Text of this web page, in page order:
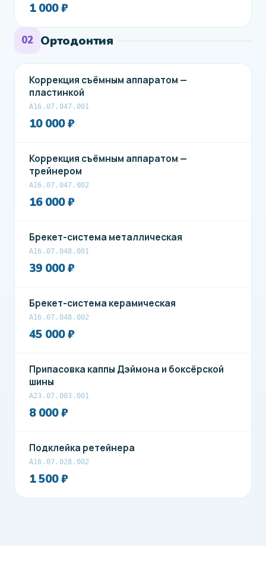
1 000 ₽
02 Ортодонтия
Коррекция съёмным аппаратом —
пластинкой
A16.07.047.001
10 000 ₽
Коррекция съёмным аппаратом —
трейнером
А16.07.047.002
16 000 ₽
Брекет-система металлическая
A16.07.048.001
39 000 ₽
Брекет-система керамическая
A16.07.048.002
45 000 ₽
Припасовка каппы Дэймона и боксёрской
шины
А23.07.003.001
8 000 ₽
Подклейка ретейнера
А16.07.028.002
1 500 ₽